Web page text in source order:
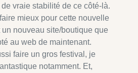
vraie stabilité de ce côté-là.
mieux pour cette nouvelle
nouveau site/boutique que
au web de maintenant.
faire un gros festival, je
notamment. Et,